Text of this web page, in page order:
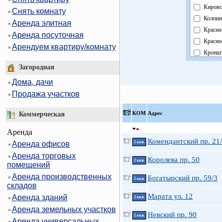
Снять комнату
Аренда элитная
Аренда посуточная
Арендуем квартиру/комнату
Загородная
Дома, дачи
Продажа участков
Коммерческая
Аренда
Аренда офисов
Аренда торговых
помещений
Аренда производственных
складов
Аренда зданий
Аренда земельных участков
КOМ Адрес
2 ккв. Комендантский пр.
2 ккв. Королева пр. 50
2 ккв. Богатырский пр. 59/3
2 ккв. Марата ул. 12
2 ккв. Невский пр. 90